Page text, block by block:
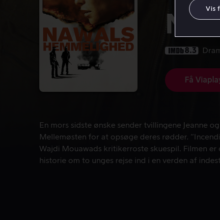
8.3
Få
En mors sidste ønske sender tvillingene Jeanne
En mors sidste ønske sender tvillingene Jeanne
Mellemøsten for at opsøge deres rødder.
Wajdi Mouawads kritikerroste skuespil. Filmen er
historie om to unges rejse ind i en verden af
Vis